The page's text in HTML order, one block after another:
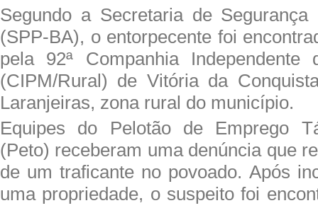
Segundo a Secretaria de
(SPP-BA), o entorpecente foi
pela 92ª Companhia
(CIPM/Rural) de Vitória da
Laranjeiras, zona rural do município.
Equipes do Pelotão de Emprego
(Peto) receberam uma denúncia que
de um traficante no povoado. Após
uma propriedade, o suspeito foi